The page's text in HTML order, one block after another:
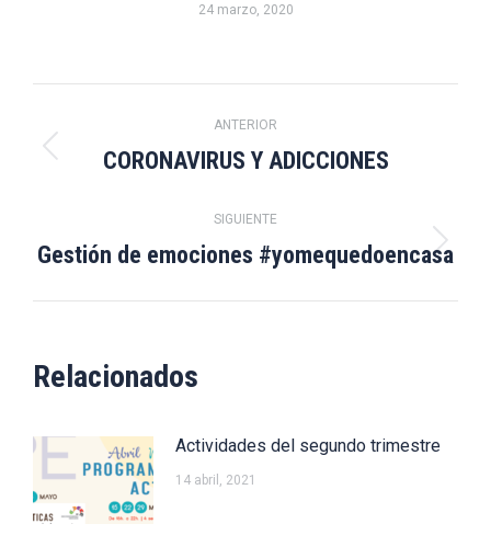
24 marzo, 2020
entre
publicaciones
ANTERIOR
Publicación
CORONAVIRUS Y ADICCIONES
SIGUIENTE
Publicación
Gestión de emociones #yomequedoencasa
Relacionados
Actividades del segundo trimestre
14 abril, 2021